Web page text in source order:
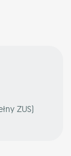
ZUS)